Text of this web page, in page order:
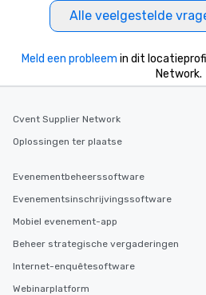
Alle veelgestelde
Meld een probleem in dit
Network.
Cvent Supplier Network
Oplossingen ter plaatse
Evenementbeheerssoftware
Evenementsinschrijvingssoftware
Mobiel evenement-app
Beheer strategische vergaderingen
Internet-enquêtesoftware
Webinarplatform